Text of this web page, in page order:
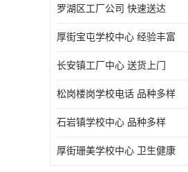
罗湖区工厂公司 快速送达
厚街宝屯学校中心 经验丰富
长安镇工厂中心 送货上门
松岗楼岗学校电话 品种多样
石岩镇学校中心 品种多样
厚街珊美学校中心 卫生健康